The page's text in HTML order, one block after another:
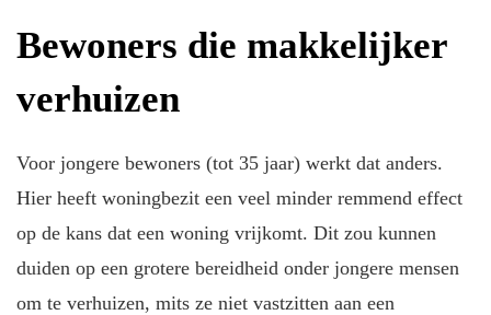
Bewoners die makkelijker
verhuizen
Voor jongere bewoners (tot 35 jaar) werkt dat anders.
Hier heeft woningbezit een veel minder remmend effect
op de kans dat een woning vrijkomt. Dit zou kunnen
duiden op een grotere bereidheid onder jongere mensen
om te verhuizen, mits ze niet vastzitten aan een